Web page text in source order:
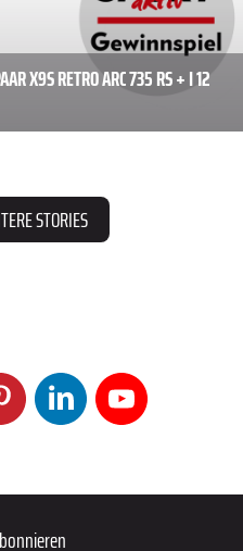
X9S RETRO ARC 735 RS + I 12
STORIES